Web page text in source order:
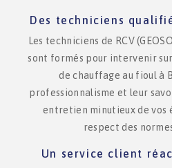
Des techniciens
Les techniciens de RCV
sont formés pour intervenir
de chauffage au fioul à
professionnalisme et leur
entretien minutieux de vos
respect des
Un service client